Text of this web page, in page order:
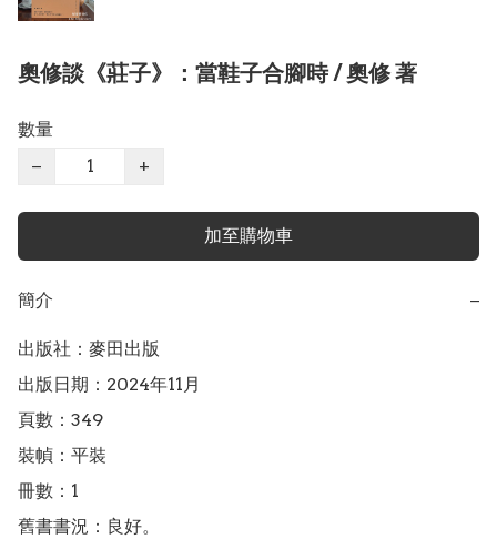
奧修談《莊子》：當鞋子合腳時 / 奧修 著
數量
−
+
加至購物車
簡介 −
出版社：麥田出版
出版日期：2024年11月
頁數：349
裝幀：平裝
冊數：1
舊書書況：良好。